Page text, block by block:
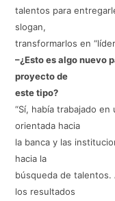
talentos para
slogan,
transformarlos en
–¿Esto es algo nuevo
proyecto de
este tipo?
“Sí, había trabajado
orientada hacia
la banca y las
hacia la
búsqueda de talentos.
los resultados